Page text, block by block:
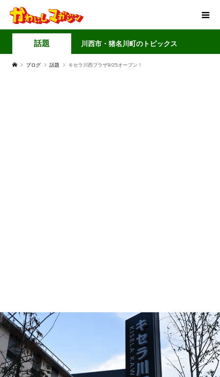
話題 川西市・猪名川町のトピックス
ブログ 話題 キセラ川西プラザ9/25オープン！